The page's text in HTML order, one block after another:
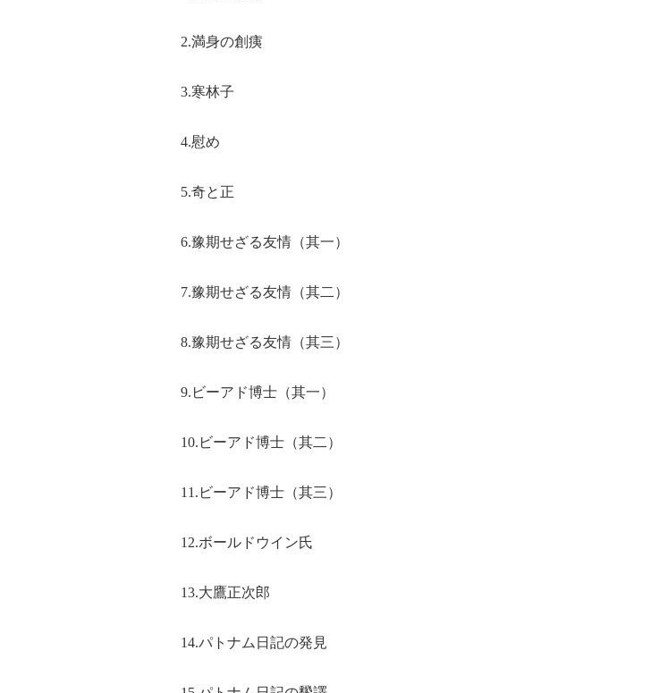
2.満身の創痍
3.寒林子
4.慰め
5.奇と正
6.豫期せざる友情（其一）
7.豫期せざる友情（其二）
8.豫期せざる友情（其三）
9.ビーアド博士（其一）
10.ビーアド博士（其二）
11.ビーアド博士（其三）
12.ボールドウイン氏
13.大鷹正次郎
14.パトナム日記の発見